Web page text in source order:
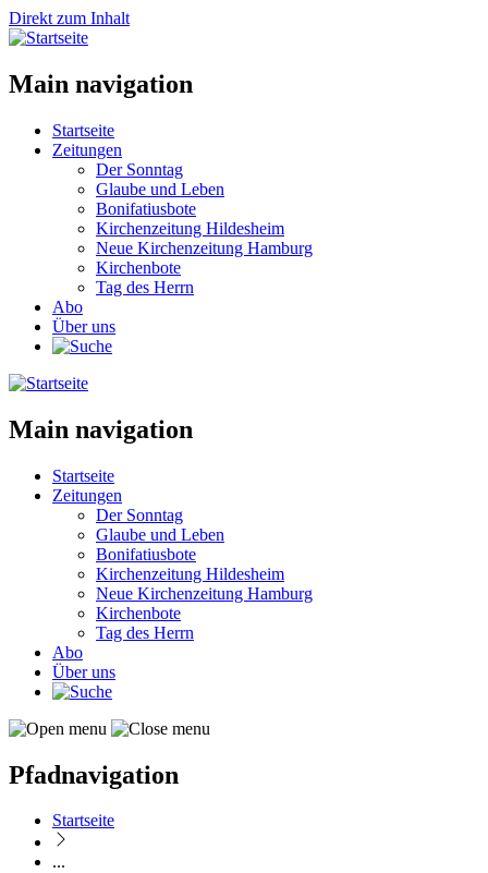
Direkt zum Inhalt
Main navigation
Startseite
Zeitungen
Der Sonntag
Glaube und Leben
Bonifatiusbote
Kirchenzeitung Hildesheim
Neue Kirchenzeitung Hamburg
Kirchenbote
Tag des Herrn
Abo
Über uns
Main navigation
Startseite
Zeitungen
Der Sonntag
Glaube und Leben
Bonifatiusbote
Kirchenzeitung Hildesheim
Neue Kirchenzeitung Hamburg
Kirchenbote
Tag des Herrn
Abo
Über uns
Pfadnavigation
Startseite
...